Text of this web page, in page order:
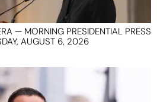
— MORNING PRESIDENTIAL PRESS
AUGUST 6, 2026